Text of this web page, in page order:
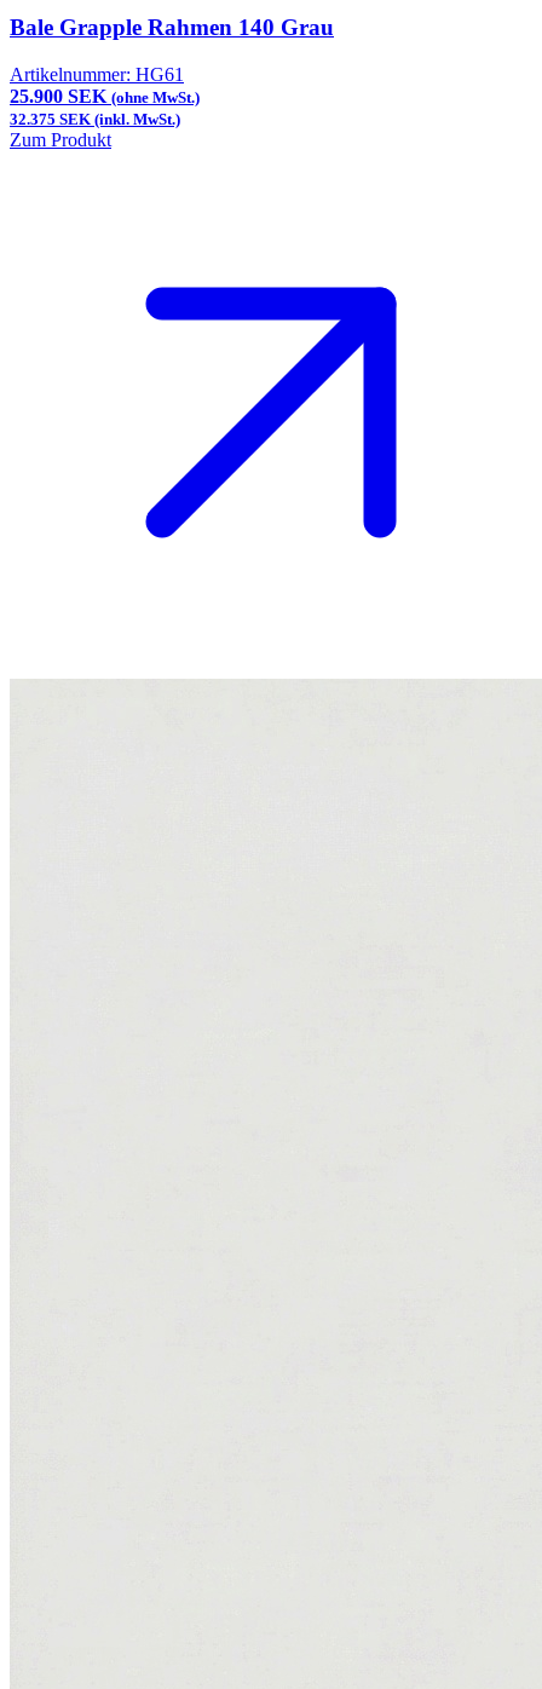
Bale Grapple Rahmen 140 Grau
Artikelnummer: HG61
25.900 SEK (ohne MwSt.)
32.375 SEK (inkl. MwSt.)
Zum Produkt